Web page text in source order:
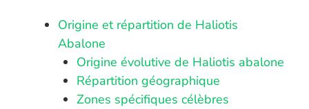
Origine et répartition de Haliotis
Abalone
Origine évolutive de Haliotis abalone
Répartition géographique
Zones spécifiques célèbres